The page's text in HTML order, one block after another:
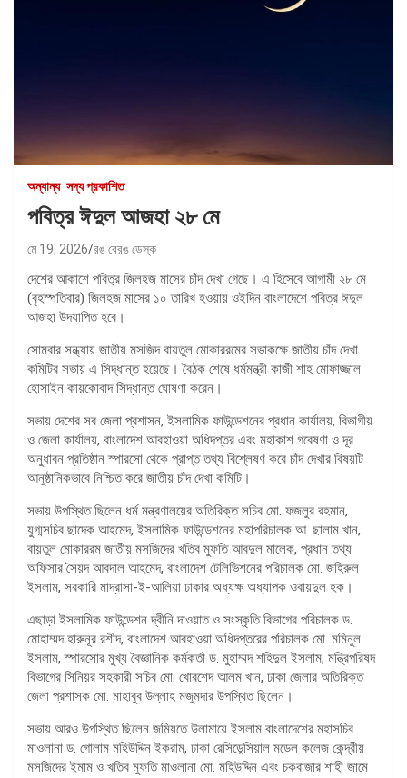
অন্যান্য সদ্য প্রকাশিত
পবিত্র ঈদুল আজহা ২৮ মে
মে 19, 2026 রঙ বেরঙ ডেস্ক
দেশের আকাশে পবিত্র জিলহজ মাসের চাঁদ দেখা গেছে। এ হিসেবে আগামী ২৮ মে
(বৃহস্পতিবার) জিলহজ মাসের ১০ তারিখ হওয়ায় ওইদিন বাংলাদেশে পবিত্র ঈদুল
আজহা উদযাপিত হবে।
সোমবার সন্ধ্যায় জাতীয় মসজিদ বায়তুল মোকাররমের সভাকক্ষে জাতীয় চাঁদ দেখা
কমিটির সভায় এ সিদ্ধান্ত হয়েছে। বৈঠক শেষে ধর্মমন্ত্রী কাজী শাহ মোফাজ্জাল
হোসাইন কায়কোবাদ সিদ্ধান্ত ঘোষণা করেন।
সভায় দেশের সব জেলা প্রশাসন, ইসলামিক ফাউন্ডেশনের প্রধান কার্যালয়, বিভাগীয়
ও জেলা কার্যালয়, বাংলাদেশ আবহাওয়া অধিদপ্তর এবং মহাকাশ গবেষণা ও দূর
অনুধাবন প্রতিষ্ঠান স্পারসো থেকে প্রাপ্ত তথ্য বিশ্লেষণ করে চাঁদ দেখার বিষয়টি
আনুষ্ঠানিকভাবে নিশ্চিত করে জাতীয় চাঁদ দেখা কমিটি।
সভায় উপস্থিত ছিলেন ধর্ম মন্ত্রণালয়ের অতিরিক্ত সচিব মো. ফজলুর রহমান,
যুগ্মসচিব ছাদেক আহমেদ, ইসলামিক ফাউন্ডেশনের মহাপরিচালক আ. ছালাম খান,
বায়তুল মোকাররম জাতীয় মসজিদের খতিব মুফতি আবদুল মালেক, প্রধান তথ্য
অফিসার সৈয়দ আবদাল আহমেদ, বাংলাদেশ টেলিভিশনের পরিচালক মো. জহিরুল
ইসলাম, সরকারি মাদ্রাসা-ই-আলিয়া ঢাকার অধ্যক্ষ অধ্যাপক ওবায়দুল হক।
এছাড়া ইসলামিক ফাউন্ডেশন দ্বীনি দাওয়াত ও সংস্কৃতি বিভাগের পরিচালক ড.
মোহাম্মদ হারুনূর রশীদ, বাংলাদেশ আবহাওয়া অধিদপ্তরের পরিচালক মো. মমিনুল
ইসলাম, স্পারসোর মুখ্য বৈজ্ঞানিক কর্মকর্তা ড. মুহাম্মদ শহিদুল ইসলাম, মন্ত্রিপরিষদ
বিভাগের সিনিয়র সহকারী সচিব মো. খোরশেদ আলম খান, ঢাকা জেলার অতিরিক্ত
জেলা প্রশাসক মো. মাহাবুব উল্লাহ মজুমদার উপস্থিত ছিলেন।
সভায় আরও উপস্থিত ছিলেন জমিয়তে উলামায়ে ইসলাম বাংলাদেশের মহাসচিব
মাওলানা ড. গোলাম মহিউদ্দিন ইকরাম, ঢাকা রেসিডেন্সিয়াল মডেল কলেজ কেন্দ্রীয়
মসজিদের ইমাম ও খতিব মুফতি মাওলানা মো. মহিউদ্দিন এবং চকবাজার শাহী জামে